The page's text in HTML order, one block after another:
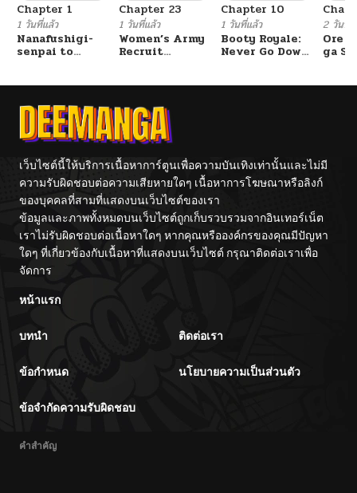
Chapter 1
1 วันที่แล้ว
Nanafushigi-
senpai to
Chapter 23
1 วันที่แล้ว
Women’s Army
Recruit
Chapter 10
1 วันที่แล้ว
Booty Royale:
Never Go Down
2 วันที่แ
Ore
ga
Tag
เว็บไซต์นี้ให้บริการเนื้อหาการ์ตูนเพื่อความบันเทิงเท่านั้นและไม่มี
ความรับผิดชอบต่อความเสียหายใดๆ เนื้อหาการโฆษณาหรือลิงก์
ของบุคคลที่สามที่แสดงบนเว็บไซต์ของเรา
ข้อมูลและภาพทั้งหมดบนเว็บไซต์ถูกเก็บรวบรวมจากอินเทอร์เน็ต
เราไม่รับผิดชอบต่อเนื้อหาใดๆ หากคุณหรือองค์กรของคุณมีปัญหา
ใดๆ ที่เกี่ยวข้องกับเนื้อหาที่แสดงบนเว็บไซต์ กรุณาติดต่อเราเพื่อ
จัดการ
หน้าแรก
บทนำ ติดต่อเรา
ข้อกำหนด นโยบายความเป็นส่วนตัว
ข้อจำกัดความรับผิดชอบ
คำสำคัญ